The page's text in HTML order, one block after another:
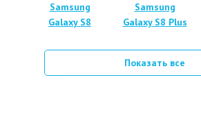
Samsung
Galaxy S8
Samsung
Galaxy S8 Plus
Показать все